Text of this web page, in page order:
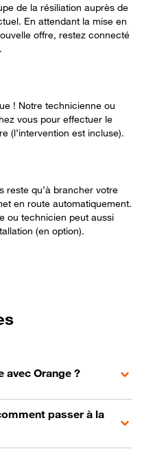
de la résiliation auprès de
En attendant la mise en
offre, restez connecté
! Notre technicienne ou
vous pour effectuer le
(l’intervention est incluse).
reste qu’à brancher votre
en route automatiquement.
ou technicien peut aussi
(en option).
avec Orange ?
passer à la